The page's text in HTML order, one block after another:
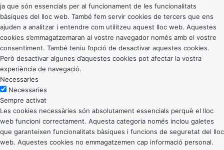
ja que són essencials per al funcionament de les funcionalitats
bàsiques del lloc web. També fem servir cookies de tercers que ens
ajuden a analitzar i entendre com utilitzeu aquest lloc web. Aquestes
cookies s’emmagatzemaran al vostre navegador només amb el vostre
consentiment. També teniu l’opció de desactivar aquestes cookies.
Però desactivar algunes d’aquestes cookies pot afectar la vostra
experiència de navegació.
Necessaries
Necessaries
Sempre activat
Les cookies necessàries són absolutament essencials perquè el lloc
web funcioni correctament. Aquesta categoria només inclou galetes
que garanteixen funcionalitats bàsiques i funcions de seguretat del lloc
web. Aquestes cookies no emmagatzemen cap informació personal.